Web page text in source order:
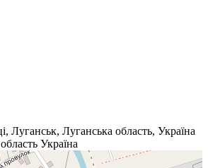
Луганськ, Луганська область, Україна
Україна